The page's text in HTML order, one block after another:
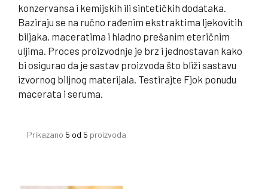
konzervansa i kemijskih ili sintetičkih dodataka.
Baziraju se na ručno rađenim ekstraktima ljekovitih
biljaka, maceratima i hladno prešanim eteričnim
uljima. Proces proizvodnje je brz i jednostavan kako
bi osigurao da je sastav proizvoda što bliži sastavu
izvornog biljnog materijala. Testirajte Fjok ponudu
macerata i seruma.
Prikazano 5 od 5 proizvoda